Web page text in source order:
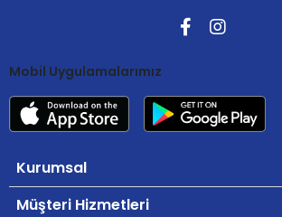
Mobil Uygulamalarımız
Kurumsal
Müşteri Hizmetleri